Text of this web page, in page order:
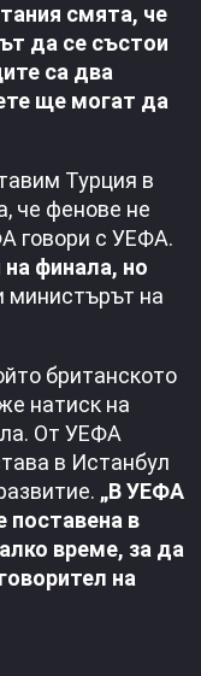
смята, че
да се състои
са два
ще могат да
Турция в
че фенове не
говори с УЕФА.
финала, но
министърът на
британското
натиск на
От УЕФА
в Истанбул
„В УЕФА
поставена в
време, за да
на